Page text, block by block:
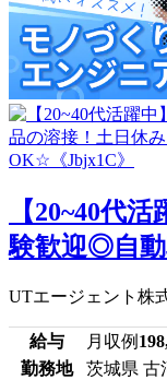
【20~40代
験歓迎◎自動
UTエージェント株
給与 月収例
勤務地
茨城県 古